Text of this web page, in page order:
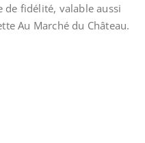
de fidélité, valable aussi
Au Marché du Château.